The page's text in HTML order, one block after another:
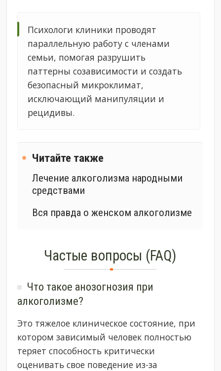
Психологи клиники проводят
параллельную работу с членами
семьи, помогая разрушить
паттерны созависимости и создать
безопасный микроклимат,
исключающий манипуляции и
рецидивы.
Читайте также
​Лечение алкоголизма народными
средствами
Вся правда о женском алкоголизме
Частые вопросы (FAQ)
Что такое анозогнозия при
алкоголизме?
Это тяжелое клиническое состояние, при
котором зависимый человек полностью
теряет способность критически
оценивать свое поведение из-за